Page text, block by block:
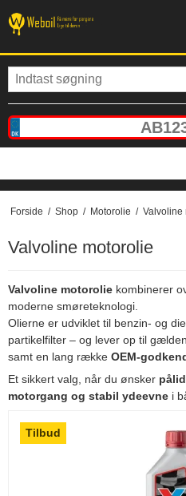
Forside / Shop / Motorolie / Valvoline
Valvoline motorolie
Valvoline motorolie kombinerer
moderne smøreteknologi.
Olierne er udviklet til benzin- og
partikelfilter – og lever op til
samt en lang række OEM-
Et sikkert valg, når du ønsker
motorgang og stabil ydeevne i
Tilbud